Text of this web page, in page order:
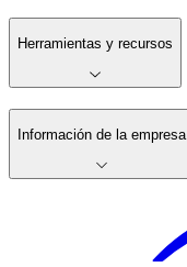
Herramientas y recursos
Información de la empresa